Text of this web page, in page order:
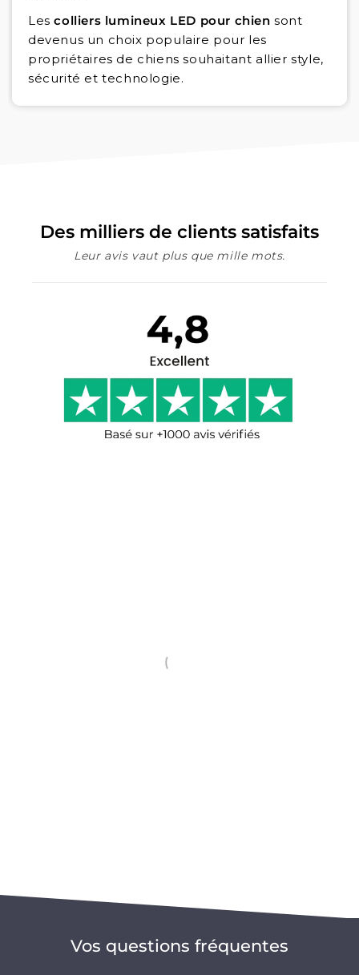
Les colliers lumineux LED pour chien sont
devenus un choix populaire pour les
propriétaires de chiens souhaitant allier style,
sécurité et technologie.
Des milliers de clients satisfaits
Leur avis vaut plus que mille mots.
Vos questions fréquentes